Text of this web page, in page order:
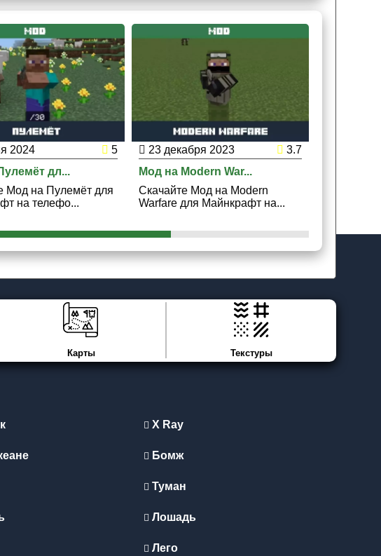
2024
5
дл...
Мод на Пулемёт для
на телефо...
23 декабря 2023
3.7
Мод на Modern War...
Скачайте Мод на Modern
Warfare для Майнкрафт на...
Карты Текстуры
X Ray
Бомж
Туман
Лошадь
Лего